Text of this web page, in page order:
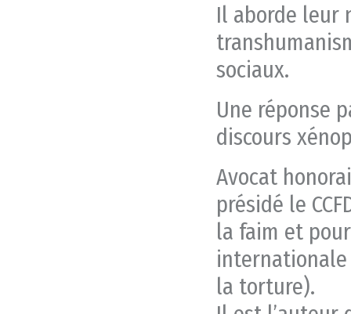
Il aborde leur
sociaux.
Une réponse
discours
Avocat
présidé le
la faim et
internationale
la torture).